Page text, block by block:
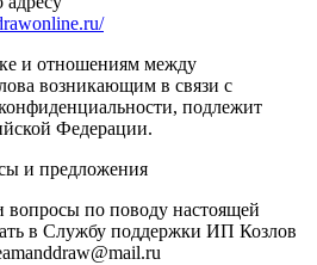
и отношениям между
возникающим в связи с
подлежит
Федерации.
и предложения
вопросы по поводу настоящей
в Службу поддержки ИП Козлов